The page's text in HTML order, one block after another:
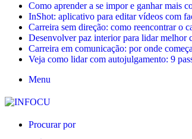
Como aprender a se impor e ganhar mais
InShot: aplicativo para editar vídeos com
Carreira sem direção: como reencontrar o
Desenvolver paz interior para lidar melhor
Carreira em comunicação: por onde
Veja como lidar com autojulgamento: 9
Menu
Procurar por